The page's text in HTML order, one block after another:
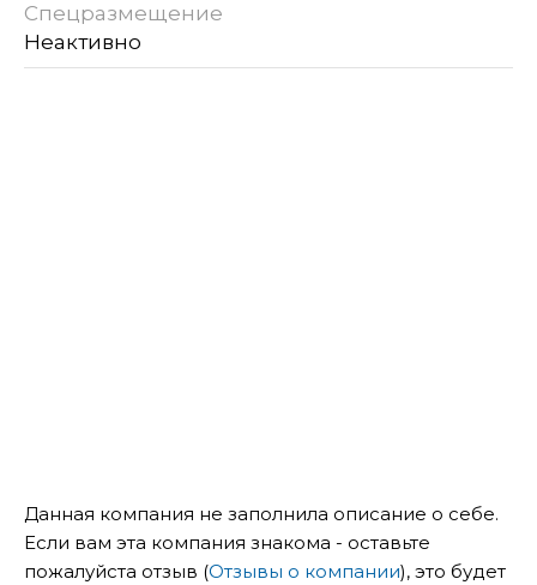
Спецразмещение
Неактивно
Данная компания не заполнила описание о себе.
Если вам эта компания знакома - оставьте
пожалуйста отзыв (Отзывы о компании), это будет